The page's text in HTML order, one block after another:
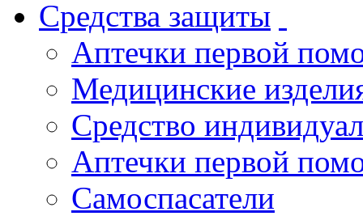
Средства защиты
Аптечки первой
Медицинские
Средство
Аптечки первой
Самоспасатели